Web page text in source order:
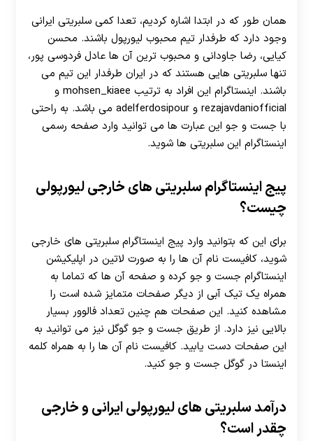
30 تا 50 درصد شارژ هدیه بیشتر فقط با ثبت نام در
هات بت
همان طور که در ابتدا اشاره کردیم، تعدا کمی سلبریتی ایرانی
وجود دارد که طرفدار تیم محبوب لیورپول باشند. محسن
کیایی، رضا جاودانی و محبوب ترین آن ها عادل فردوسی پور،
تنها سلبریتی هایی هستند که در ایران طرفدار این تیم می
باشند. اینستاگرام این افراد به ترتیب mohsen_kiaee و
rezajavdaniofficial و adelferdosipour می باشد. به راحتی
با جست و جو این عبارت ها می توانید وارد صفحه رسمی
اینستاگرام این سلبریتی ها شوید.
پیج اینستاگرام سلبریتی های خارجی لیورپولی
چیست؟
برای این که بتوانید وارد پیج اینستاگرام سلبریتی های خارجی
شوید، کافیست نام آن ها را به صورت لاتین در اپلیکیشن
اینستاگرام جست و جو کرده و صفحه آن ها که تماما به
همراه یک تیک آبی از دیگر صفحات متمایز شده است را
مشاهده کنید. این صفحات هم چنین تعداد فالوور بسیار
بالایی نیز دارد. از طریق جست و جو گوگل نیز می توانید به
این صفحات دست یابید. کافیست نام آن ها را به همراه کلمه
اینستا در گوگل جست و جو کنید.
درآمد سلبریتی های لیورپولی ایرانی و خارجی
چقدر است؟